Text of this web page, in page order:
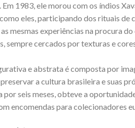
1983, ele morou com os índios
eles, participando dos rituais de
mesmas experiências na procura
sempre cercados por texturas e
e abstrata é composta por
a cultura brasileira e suas
por seis meses, obteve a
encomendas para colecionadores